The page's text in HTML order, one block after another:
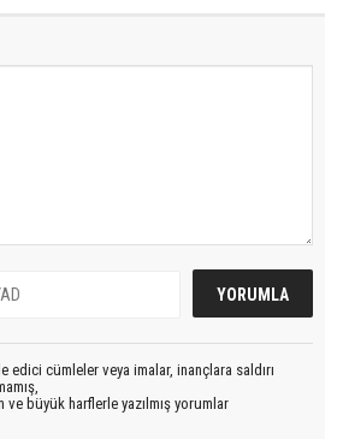
edici cümleler veya imalar, inançlara saldırı
ve büyük harflerle yazılmış yorumlar